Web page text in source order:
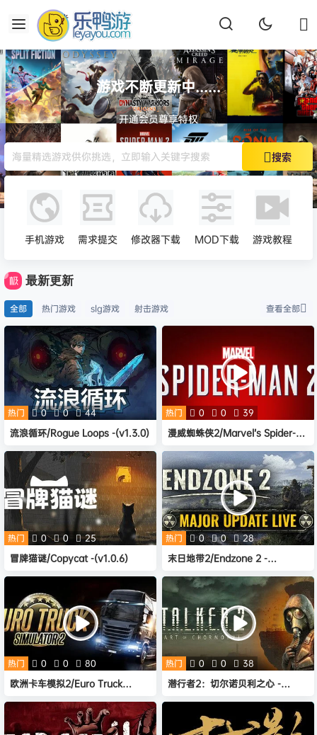
游戏不断更新中......
开通会员尊享特权
搜索
热门搜索： 最终幻想7重生：重制版 真三国无双 起源
天国拯救2
gta5 使命召唤
手机游戏 需求提交 修改器下载 MOD下载 游戏教程
最新更新
全部 热门游戏 slg游戏 射击游戏 查看全部
热门 0 0 44
流浪循环/Rogue Loops -(v1.3.0)
热门 0 0 39
漫威蜘蛛侠2/Marvel’s Spider-
热门 0 0 25
冒牌猫谜/Copycat -(v1.0.6)
热门 0 0 28
末日地带2/Endzone 2 -
热门 0 0 80
欧洲卡车模拟2/Euro Truck
热门 0 0 38
潜行者2：切尔诺贝利之心 -